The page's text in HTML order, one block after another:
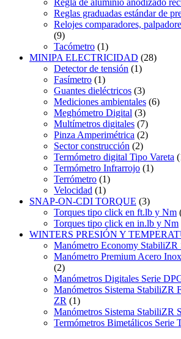
Regla de aluminio anodizado
Reglas graduadas estándar de
Relojes comparadores,
(9)
Tacómetro (1)
MINIPA ELECTRICIDAD (28)
Detector de tensión (1)
Fasímetro (1)
Guantes dieléctricos (3)
Mediciones ambientales (6)
Meghómetro Digital (3)
Multímetros digitales (7)
Pinza Amperimétrica (2)
Sector construcción (2)
Termómetro digital Tipo Vareta
Termómetro Infrarrojo (1)
Terrómetro (1)
Velocidad (1)
SNAP-ON-CDI TORQUE (3)
Torques tipo click en ft.lb y Nm
Torques tipo click en in.lb y Nm
WINTERS PRESIÓN Y
Manómetro Economy StabiliZR
Manómetro Premium Acero
(2)
Manómetros Digitales Serie
Manómetros Sistema StabiliZR
ZR (1)
Manómetros Sistema StabiliZR
Termómetros Bimetálicos Serie